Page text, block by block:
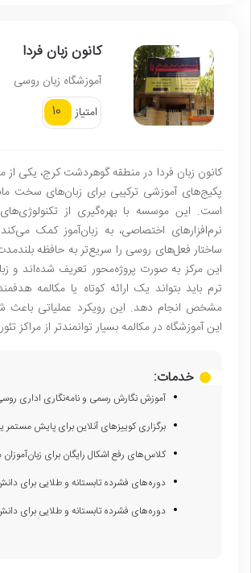
کانون زبان فردا
آموزشگاه زبان روسی
امتیاز
10
کانون زبان فردا در منطقه گوهردشت کرج، یکی از
پکیج‌های آموزشی ترکیبی برای زبان‌های سخت
است. این موسسه با بهره‌گیری از
نرم‌افزارهای اختصاصی، به زبان‌آموز کمک
ساختار فعل‌های روسی را سریع‌تر به حافظه
این مرکز به صورت پروژه‌محور تعریف شده‌اند و
ترم باید بتواند یک ارائه کوتاه یا مکالمه
مشخص انجام دهد. این رویکرد عملیاتی باعث
این آموزشگاه در مکالمه بسیار توانمندتر از مراکز
خدمات:
آموزش نگارش رسمی و نامه‌نگاری اداری
برگزاری کوییزهای آنلاین برای پایش مستمر
کلاس‌های رفع اشکال رایگان برای
دوره‌های فشرده تابستانه و طلایی برای
دوره‌های فشرده تابستانه و طلایی برای